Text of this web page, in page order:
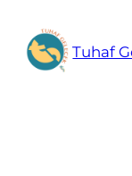
geç
Tuhaf